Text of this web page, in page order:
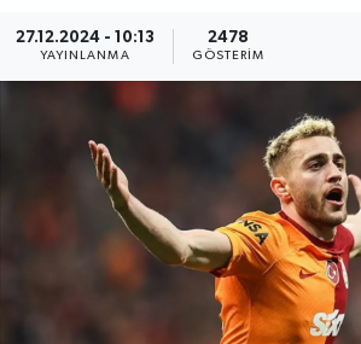
27.12.2024 - 10:13
YAYINLANMA
2478
GÖSTERIM
ÖZEL HABER
SPOR
TEKNOLOJİ
TİCARET